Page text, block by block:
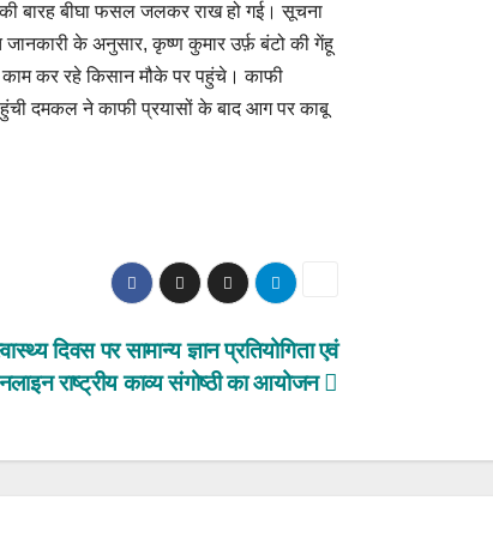
बारह बीघा फसल जलकर राख हो गई। सूचना
के अनुसार, कृष्ण कुमार उर्फ़ बंटो की गेंहू
कर रहे किसान मौके पर पहुंचे। काफी
दमकल ने काफी प्रयासों के बाद आग पर काबू
दिवस पर सामान्य ज्ञान प्रतियोगिता एवं
राष्ट्रीय काव्य संगोष्ठी का आयोजन